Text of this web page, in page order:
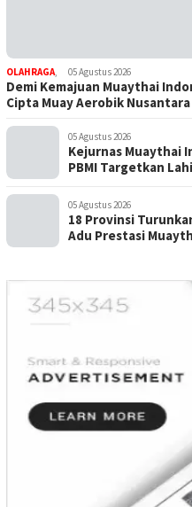
OLAHRAGA 05 Agustus 2026
Demi Kemajuan Muaythai
Cipta Muay Aerobik Nusantara
05 Agustus 2026
Kejurnas Muaythai
PBMI Targetkan
05 Agustus 2026
18 Provinsi
Adu Prestasi